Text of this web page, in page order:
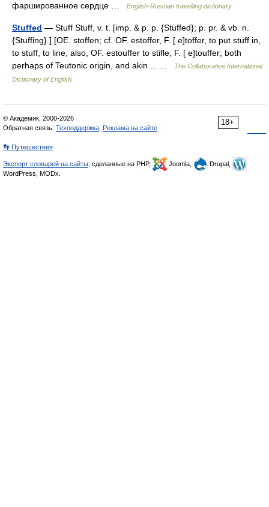
фаршированное сердце …
English-Russian travelling dictionary
Stuffed — Stuff Stuff, v. t. [imp. & p. p. {Stuffed}; p. pr. & vb. n.
{Stuffing}.] [OE. stoffen; cf. OF. estoffer, F. [ e]toffer, to put stuff in,
to stuff, to line, also, OF. estouffer to stifle, F. [ e]touffer; both
perhaps of Teutonic origin, and akin… …
The Collaborative International
Dictionary of English
18+
© Академик, 2000-2026
Обратная связь: Техподдержка Реклама на сайте
👣 Путешествия
Экспорт словарей на сайты , сделанные на PHP, Joomla,
Drupal,
WordPress, MODx.